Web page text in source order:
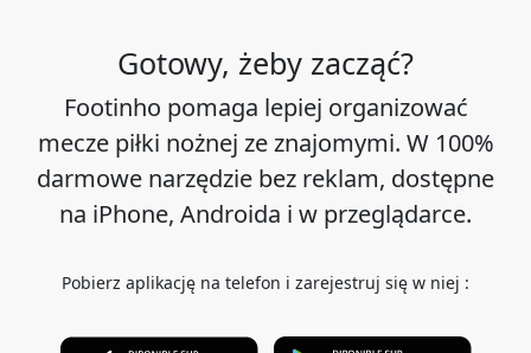
Gotowy, żeby zacząć?
Footinho pomaga lepiej organizować
mecze piłki nożnej ze znajomymi. W 100%
darmowe narzędzie bez reklam, dostępne
na iPhone, Androida i w przeglądarce.
Pobierz aplikację na telefon i zarejestruj się w niej :